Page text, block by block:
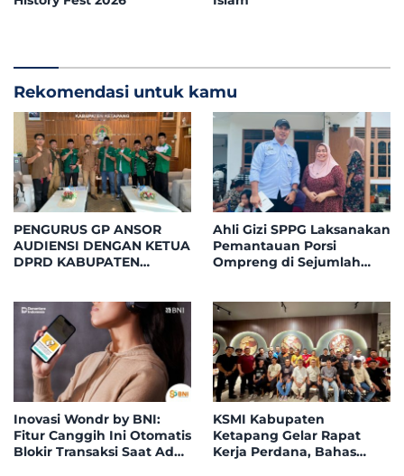
Rekomendasi untuk kamu
PENGURUS GP ANSOR
AUDIENSI DENGAN KETUA
DPRD KABUPATEN
KEBANGSAAN
Ahli Gizi SPPG Laksanakan
Pemantauan Porsi
Ompreng di Sejumlah
Kayong
Inovasi Wondr by BNI:
Fitur Canggih Ini Otomatis
Blokir Transaksi Saat Ada
KSMI Kabupaten
Ketapang Gelar Rapat
Kerja Perdana, Bahas